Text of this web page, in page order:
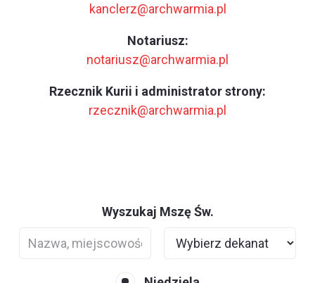
kanclerz@archwarmia.pl
Notariusz:
notariusz@archwarmia.pl
Rzecznik Kurii i administrator strony:
rzecznik@archwarmia.pl
Wyszukaj Mszę Św.